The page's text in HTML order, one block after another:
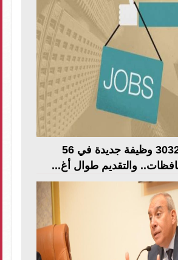
وزير العمل: 3032 وظيفة جديدة في 56